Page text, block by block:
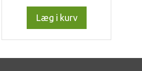
Læg i kurv